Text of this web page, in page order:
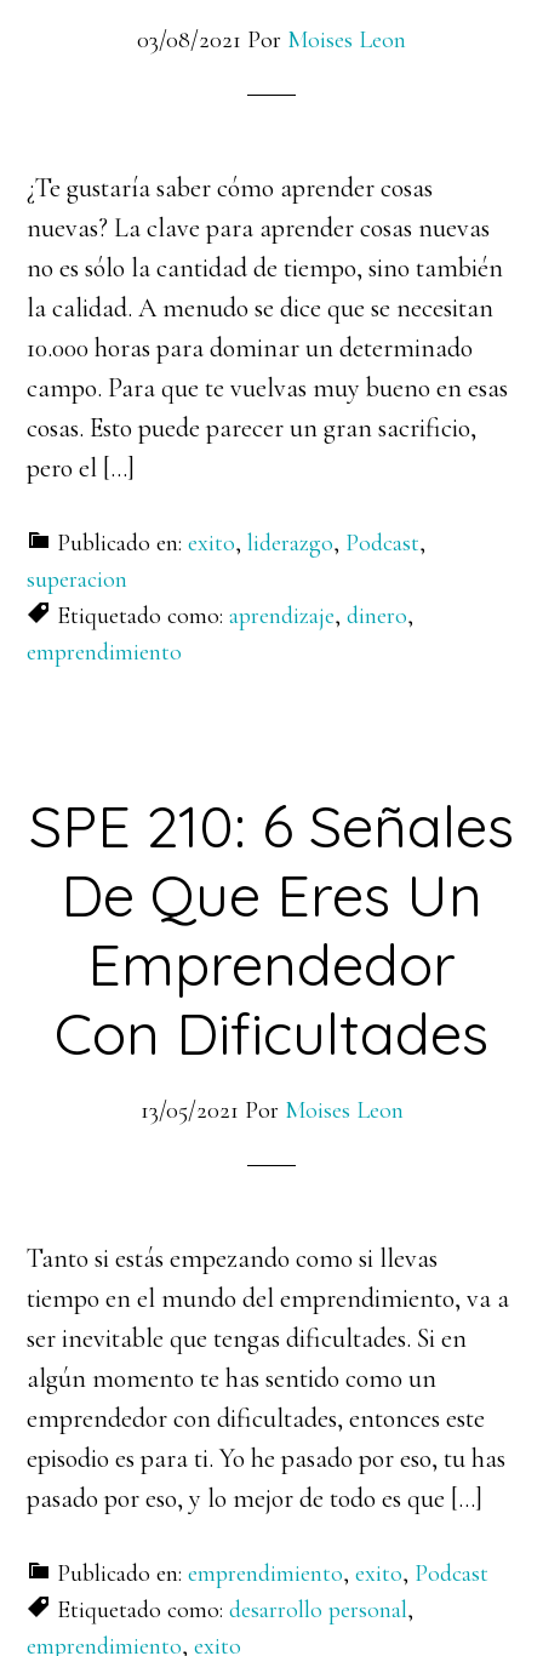
03/08/2021 Por Moises Leon
¿Te gustaría saber cómo aprender cosas
nuevas? La clave para aprender cosas nuevas
no es sólo la cantidad de tiempo, sino también
la calidad. A menudo se dice que se necesitan
10.000 horas para dominar un determinado
campo. Para que te vuelvas muy bueno en esas
cosas. Esto puede parecer un gran sacrificio,
pero el […]
Publicado en:exito,liderazgo, Podcast,
superacion
Etiquetado como:aprendizaje,dinero,
emprendimiento
SPE 210: 6 Señales
De Que Eres Un
Emprendedor
Con Dificultades
13/05/2021 Por Moises Leon
Tanto si estás empezando como si llevas
tiempo en el mundo del emprendimiento, va a
ser inevitable que tengas dificultades. Si en
algún momento te has sentido como un
emprendedor con dificultades, entonces este
episodio es para ti. Yo he pasado por eso, tu has
pasado por eso, y lo mejor de todo es que […]
Publicado en:emprendimiento,exito, Podcast
Etiquetado como:desarrollo personal,
emprendimiento,exito